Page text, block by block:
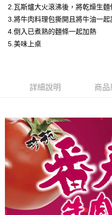
宅配
每筆NT$160，滿NT$900(含以上
2.瓦斯爐大火滾沸後，將乾燥生
3.將牛肉料理包撕開且將牛油一
4.倒入已煮熟的麵條一起加熱
5.美味上桌
詳細說明 商品